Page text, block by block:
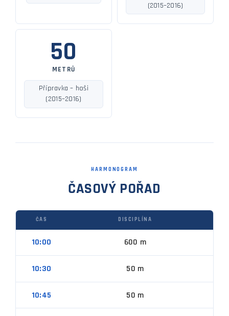
(2015–2016)
50
METRŮ
Přípravka – hoši
(2015–2016)
HARMONOGRAM
ČASOVÝ POŘAD
ČAS DISCIPLÍNA
10:00 600 m
10:30 50 m
10:45 50 m